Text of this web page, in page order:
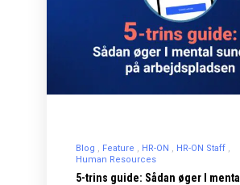
Blog Feature HR-ON
HR-ON Staff
Human Resources
5-trins guide: Sådan øger I mental